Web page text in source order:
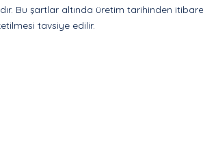
Bu şartlar altında üretim tarihinden
tavsiye edilir.